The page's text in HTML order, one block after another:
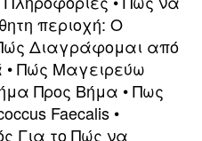
περιοχή: Ο
Διαγράφομαι από
•Πώς Μαγειρεύω
Προς Βήμα •Πως
Faecalis •
Για το Πώς να